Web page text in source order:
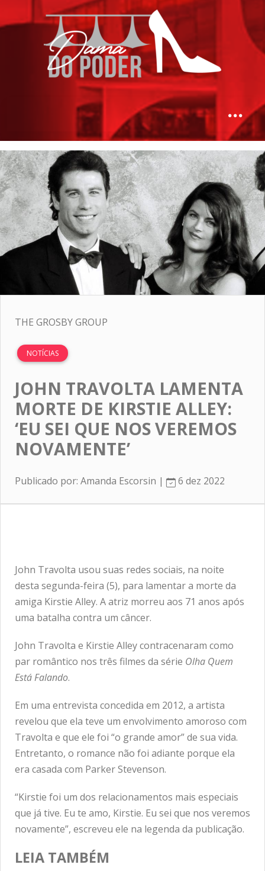
THE GROSBY GROUP
NOTÍCIAS
JOHN TRAVOLTA LAMENTA
MORTE DE KIRSTIE ALLEY:
‘EU SEI QUE NOS VEREMOS
NOVAMENTE’
Publicado por: Amanda Escorsin | 6 dez 2022
John Travolta usou suas redes sociais, na noite
desta segunda-feira (5), para lamentar a morte da
amiga Kirstie Alley. A atriz morreu aos 71 anos após
uma batalha contra um câncer.
John Travolta e Kirstie Alley contracenaram como
par romântico nos três filmes da série Olha Quem
Está Falando.
Em uma entrevista concedida em 2012, a artista
revelou que ela teve um envolvimento amoroso com
Travolta e que ele foi “o grande amor” de sua vida.
Entretanto, o romance não foi adiante porque ela
era casada com Parker Stevenson.
“Kirstie foi um dos relacionamentos mais especiais
que já tive. Eu te amo, Kirstie. Eu sei que nos veremos
novamente”, escreveu ele na legenda da publicação.
LEIA TAMBÉM